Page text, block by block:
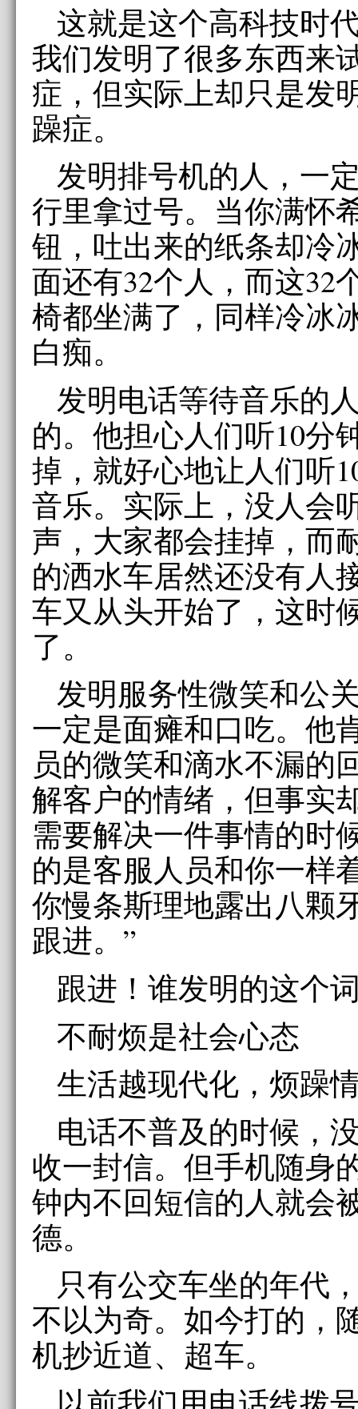
这就是这个高科技时
我们发明了很多东西来
症，但实际上却只是发
躁症。
发明排号机的人，一
行里拿过号。当你满怀
钮，吐出来的纸条却冷
面还有32个人，而这32
椅都坐满了，同样冷冰
白痴。
发明电话等待音乐的
的。他担心人们听10分
掉，就好心地让人们听
音乐。实际上，没人会
声，大家都会挂掉，而
的洒水车居然还没有人
车又从头开始了，这时
了。
发明服务性微笑和公
一定是面瘫和口吃。他
员的微笑和滴水不漏的
解客户的情绪，但事实
需要解决一件事情的时
的是客服人员和你一样
你慢条斯理地露出八颗
跟进。”
跟进！谁发明的这个
不耐烦是社会心态
生活越现代化，烦躁
电话不普及的时候，
收一封信。但手机随身
钟内不回短信的人就会
德。
只有公交车坐的年代
不以为奇。如今打的，
机抄近道、超车。